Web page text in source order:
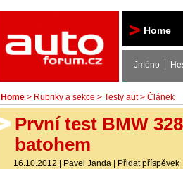
Home
Jméno |
Home > Rubriky a sekce > Testy aut> Článek
První test BMW
batohem
16.10.2012 | Pavel Janda | Přidat příspěvek